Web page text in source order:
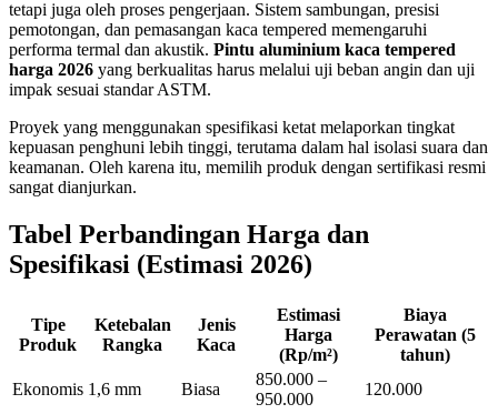
tetapi juga oleh proses pengerjaan. Sistem sambungan, presisi
pemotongan, dan pemasangan kaca tempered memengaruhi
performa termal dan akustik. Pintu aluminium kaca tempered
harga 2026 yang berkualitas harus melalui uji beban angin dan uji
impak sesuai standar ASTM.
Proyek yang menggunakan spesifikasi ketat melaporkan tingkat
kepuasan penghuni lebih tinggi, terutama dalam hal isolasi suara dan
keamanan. Oleh karena itu, memilih produk dengan sertifikasi resmi
sangat dianjurkan.
Tabel Perbandingan Harga dan
Spesifikasi (Estimasi 2026)
Tipe
Produk
Ketebalan
Rangka
Jenis
Kaca
Estimasi
Harga
(Rp/m²)
Biaya
Perawatan (5
tahun)
Ekonomis 1,6 mm Biasa
850.000 –
950.000
120.000